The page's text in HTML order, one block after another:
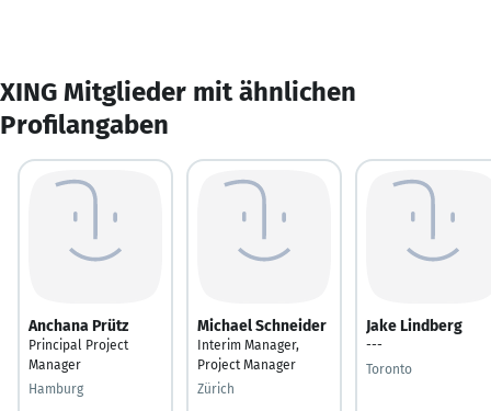
XING Mitglieder mit ähnlichen
Profilangaben
Anchana Prütz
Principal Project
Manager
Hamburg
Michael Schneider
Interim Manager,
Project Manager
Zürich
Jake Lindberg
---
Toronto